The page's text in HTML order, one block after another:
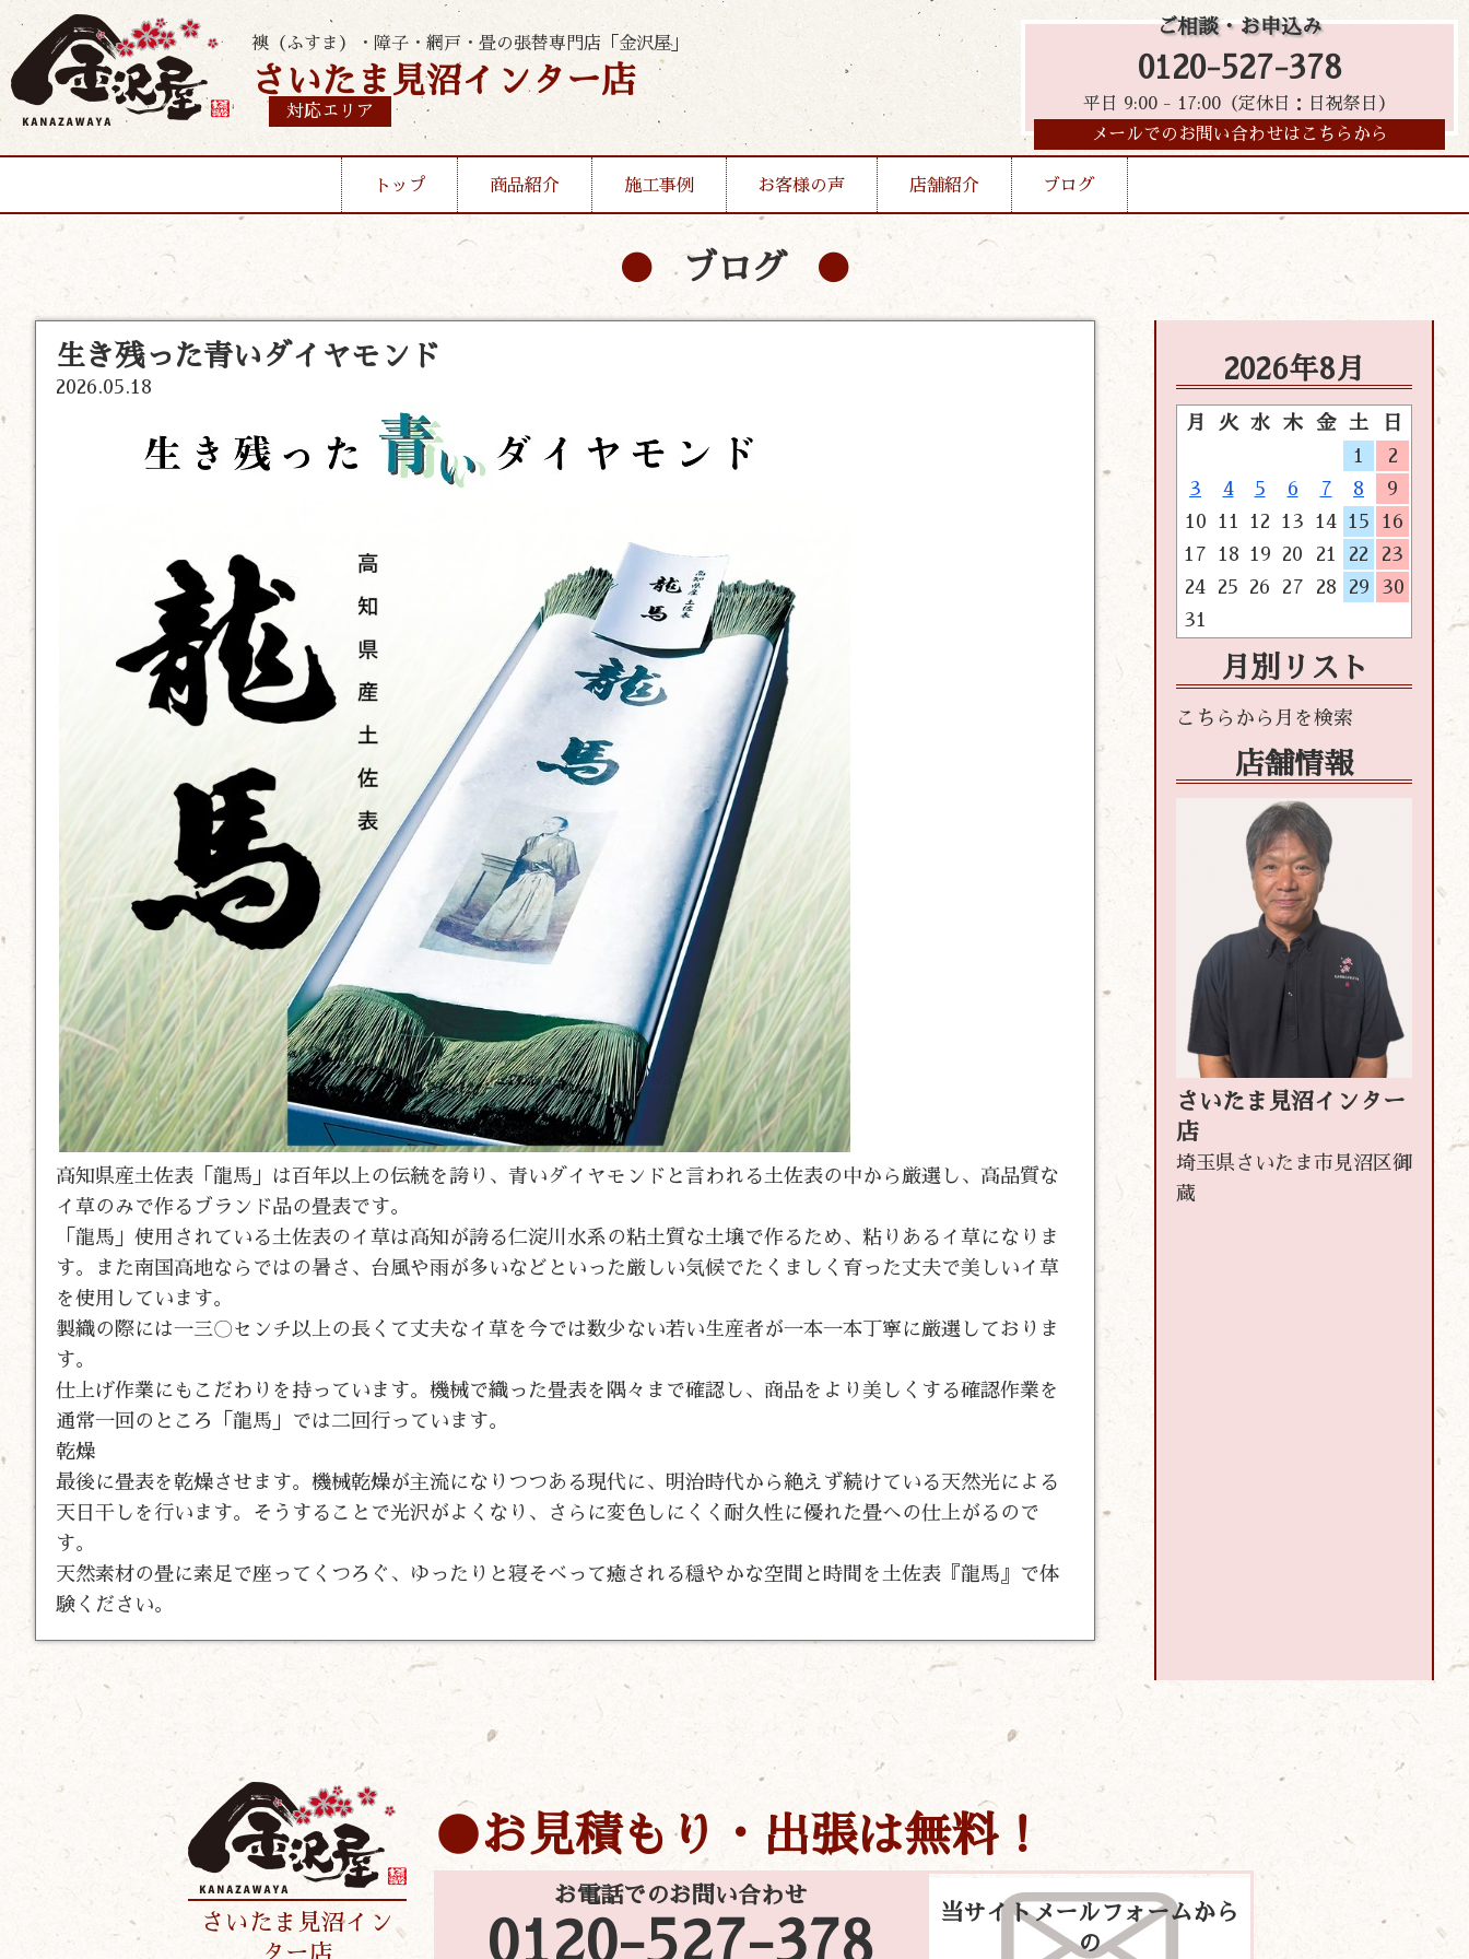
襖（ふすま）・障子・網戸・畳の張替専門店「金沢屋」
さいたま見沼インター店
対応エリア
ご相談・お申込み
0120-527-378
平日 9:00 - 17:00（定休日：日祝祭日）
メールでのお問い合わせはこちらから
トップ 商品紹介 施工事例 お客様の声 店舗紹介 ブログ
ブログ
生き残った青いダイヤモンド
2026.05.18
高知県産土佐表「龍馬」は百年以上の伝統を誇り、青いダイヤモンドと言われる土佐表の中から厳選し、高品質な
イ草のみで作るブランド品の畳表です。
「龍馬」使用されている土佐表のイ草は高知が誇る仁淀川水系の粘土質な土壌で作るため、粘りあるイ草になりま
す。また南国高地ならではの暑さ、台風や雨が多いなどといった厳しい気候でたくましく育った丈夫で美しいイ草
を使用しています。
製織の際には一三〇センチ以上の長くて丈夫なイ草を今では数少ない若い生産者が一本一本丁寧に厳選しておりま
す。
仕上げ作業にもこだわりを持っています。機械で織った畳表を隅々まで確認し、商品をより美しくする確認作業を
通常一回のところ「龍馬」では二回行っています。
乾燥
最後に畳表を乾燥させます。機械乾燥が主流になりつつある現代に、明治時代から絶えず続けている天然光による
天日干しを行います。そうすることで光沢がよくなり、さらに変色しにくく耐久性に優れた畳への仕上がるので
す。
天然素材の畳に素足で座ってくつろぐ、ゆったりと寝そべって癒される穏やかな空間と時間を土佐表『龍馬』で体
験ください。
2026年8月
月 火 水 木 金 土
日
1
2
3
4 5 6 7 8
9
10
11 12 13 14 15
16
17
18 19 20 21 22
23
24
25 26 27 28 29
30
31
月別リスト
店舗情報
さいたま見沼インター
店
埼玉県さいたま市見沼区御
蔵
さいたま見沼イン
ター店
お見積もり・出張は無料！
お電話でのお問い合わせ
0120-527-378
当サイトメールフォームから
の